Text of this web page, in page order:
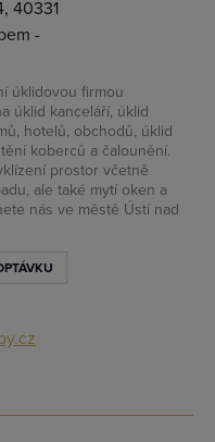
40331
-
úklidovou firmou
úklid kanceláří, úklid
hotelů, obchodů, úklid
koberců a čalounění.
prostor včetně
ale také mytí oken a
nás ve městě Ústí nad